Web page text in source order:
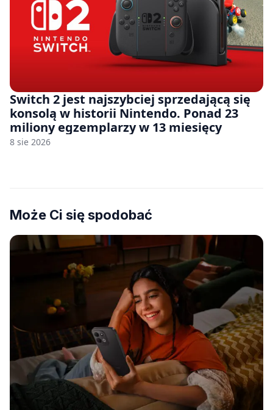
Switch 2 jest najszybciej sprzedającą się
konsolą w historii Nintendo. Ponad 23
miliony egzemplarzy w 13 miesięcy
8 sie 2026
Może Ci się spodobać